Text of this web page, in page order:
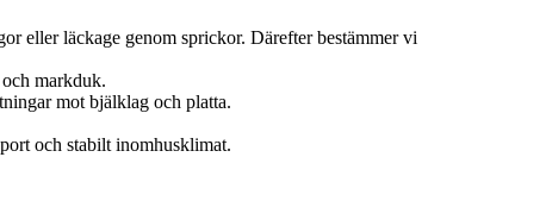
eller läckage genom sprickor. Därefter bestämmer vi
markduk.
mot bjälklag och platta.
och stabilt inomhusklimat.